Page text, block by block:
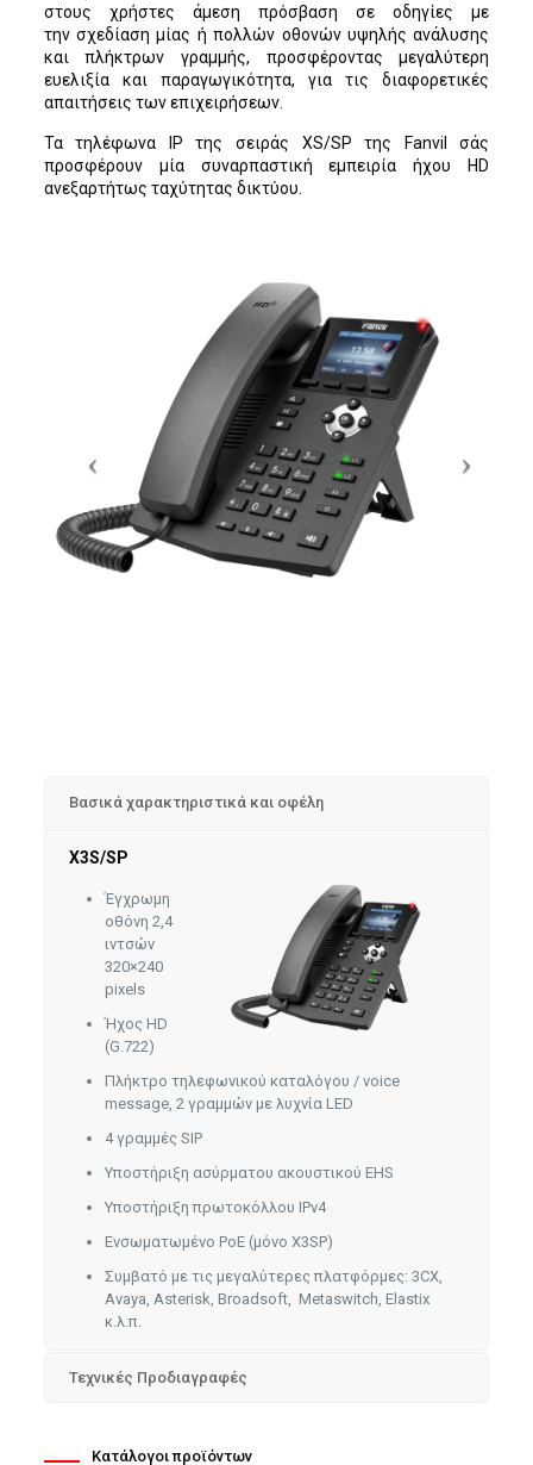
στους χρήστες άμεση πρόσβαση σε οδηγίες με
την σχεδίαση μίας ή πολλών οθονών υψηλής ανάλυσης
και πλήκτρων γραμμής, προσφέροντας μεγαλύτερη
ευελιξία και παραγωγικότητα, για τις διαφορετικές
απαιτήσεις των επιχειρήσεων.
Τα τηλέφωνα IP της σειράς XS/SP της Fanvil σάς
προσφέρουν μία συναρπαστική εμπειρία ήχου HD
ανεξαρτήτως ταχύτητας δικτύου.
Βασικά χαρακτηριστικά και οφέλη
X3S/SP
Έγχρωμη
οθόνη 2,4
ιντσών
320×240
pixels
Ήχος HD
(G.722)
Πλήκτρο τηλεφωνικού καταλόγου / voice
message, 2 γραμμών με λυχνία LED
4 γραμμές SIP
Υποστήριξη ασύρματου ακουστικού EHS
Υποστήριξη πρωτοκόλλου IPv4
Ενσωματωμένο PoE (μόνο X3SP)
Συμβατό με τις μεγαλύτερες πλατφόρμες: 3CX,
Avaya, Asterisk, Broadsoft, Metaswitch, Elastix
κ.λ.π.
Τεχνικές Προδιαγραφές
Κατάλογοι προϊόντων